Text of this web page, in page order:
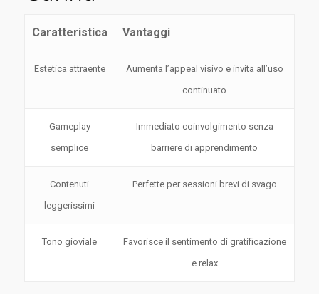
Caratteristica Vantaggi
Estetica attraente
Aumenta l’appeal visivo e invita all’uso
continuato
Gameplay
semplice
Immediato coinvolgimento senza
barriere di apprendimento
Contenuti
leggerissimi
Perfette per sessioni brevi di svago
Tono gioviale
Favorisce il sentimento di gratificazione
e relax